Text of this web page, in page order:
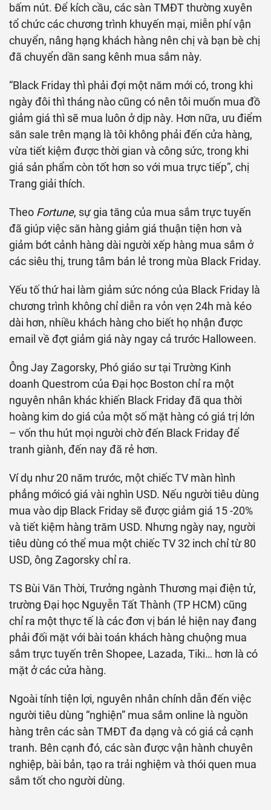
bấm nút. Để kích cầu, các sàn TMĐT thường xuyên
tổ chức các chương trình khuyến mại, miễn phí vận
chuyển, nâng hạng khách hàng nên chị và bạn bè chị
đã chuyển dần sang kênh mua sắm này.
“Black Friday thì phải đợi một năm mới có, trong khi
ngày đôi thì tháng nào cũng có nên tôi muốn mua đồ
giảm giá thì sẽ mua luôn ở dịp này. Hơn nữa, ưu điểm
săn sale trên mạng là tôi không phải đến cửa hàng,
vừa tiết kiệm được thời gian và công sức, trong khi
giá sản phẩm còn tốt hơn so với mua trực tiếp”, chị
Trang giải thích.
Theo Fortune, sự gia tăng của mua sắm trực tuyến
đã giúp việc săn hàng giảm giá thuận tiện hơn và
giảm bớt cảnh hàng dài người xếp hàng mua sắm ở
các siêu thị, trung tâm bán lẻ trong mùa Black Friday.
Yếu tố thứ hai làm giảm sức nóng của Black Friday là
chương trình không chỉ diễn ra vỏn vẹn 24h mà kéo
dài hơn, nhiều khách hàng cho biết họ nhận được
email về đợt giảm giá này ngay cả trước Halloween.
Ông Jay Zagorsky, Phó giáo sư tại Trường Kinh
doanh Questrom của Đại học Boston chỉ ra một
nguyên nhân khác khiến Black Friday đã qua thời
hoàng kim do giá của một số mặt hàng có giá trị lớn
– vốn thu hút mọi người chờ đến Black Friday để
tranh giành, đến nay đã rẻ hơn.
Ví dụ như20 năm trước, một chiếc TV màn hình
phẳng mớicó giá vài nghìn USD. Nếu người tiêu dùng
mua vào dịp Black Friday sẽ được giảm giá 15 -20%
và tiết kiệm hàng trăm USD. Nhưng ngày nay, người
tiêu dùng có thể mua một chiếc TV 32 inch chỉ từ 80
USD, ông Zagorsky chỉ ra.
TS Bùi Văn Thời, Trưởng ngành Thương mại điện tử,
trường Đại học Nguyễn Tất Thành (TP HCM) cũng
chỉ ra một thực tế là các đơn vị bán lẻ hiện nay đang
phải đối mặt với bài toán khách hàng chuộng mua
sắm trực tuyến trên Shopee, Lazada, Tiki… hơn là có
mặt ở các cửa hàng.
Ngoài tính tiện lợi, nguyên nhân chính dẫn đến việc
người tiêu dùng “nghiện” mua sắm online là nguồn
hàng trên các sàn TMĐT đa dạng và có giá cả cạnh
tranh. Bên cạnh đó, các sàn được vận hành chuyên
nghiệp, bài bản, tạo ra trải nghiệm và thói quen mua
sắm tốt cho người dùng.